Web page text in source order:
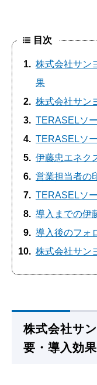
目次
1
株式会社サン
果
2
株式会社サン
3
TERASELソ
4
TERASELソ
5
伊藤忠エネク
6
営業担当者の
7
TERASELソ
8
導入までの伊
9
導入後のフォ
10
株式会社サン
株式会社サ
要・導入効果